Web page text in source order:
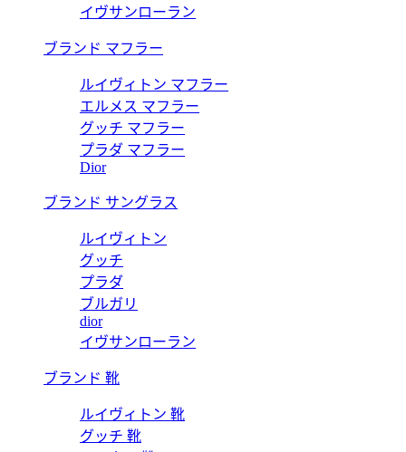
イヴサンローラン
ブランド マフラー
ルイヴィトン マフラー
エルメス マフラー
グッチ マフラー
プラダ マフラー
Dior
ブランド サングラス
ルイヴィトン
グッチ
プラダ
ブルガリ
dior
イヴサンローラン
ブランド 靴
ルイヴィトン 靴
グッチ 靴